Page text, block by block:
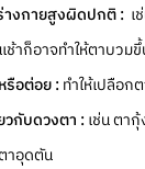
างกายสูงผิดปกติ : เ
าก็อาจทำให้ตาบวมขึ้
รือต่อย : ทำให้เปลือก
วกับดวงตา : เช่น ตา
าอุดตัน